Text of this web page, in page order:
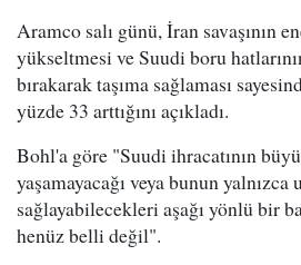
Aramco salı günü, İran savaşının
yükseltmesi ve Suudi boru
bırakarak taşıma sağlaması
yüzde 33 arttığını açıkladı.
Bohl'a göre "Suudi ihracatının
yaşamayacağı veya bunun yalnızca
sağlayabilecekleri aşağı yönlü bir
henüz belli değil".